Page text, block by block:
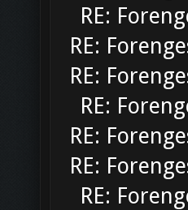
RE:
RE:
RE:
RE:
RE:
RE:
RE: